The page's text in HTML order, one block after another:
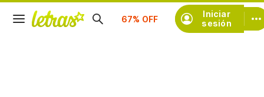
Iniciar
sesión
Suscríbete